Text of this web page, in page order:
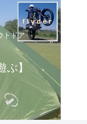
トドア
ぶ】